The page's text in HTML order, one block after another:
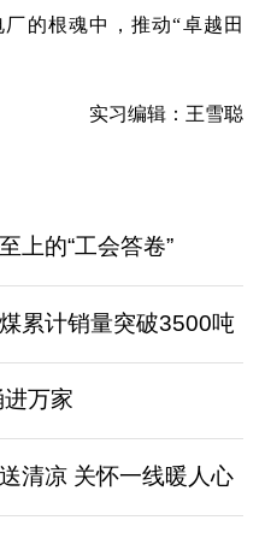
的根魂中，推动“卓越田
实习编辑：王雪聪
上的“工会答卷”
累计销量突破3500吨
万家
清凉 关怀一线暖人心